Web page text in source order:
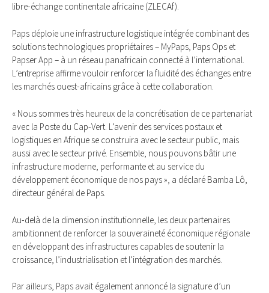
libre-échange continentale africaine (ZLECAf).
Paps déploie une infrastructure logistique intégrée combinant des
solutions technologiques propriétaires – MyPaps, Paps Ops et
Papser App – à un réseau panafricain connecté à l’international.
L’entreprise affirme vouloir renforcer la fluidité des échanges entre
les marchés ouest-africains grâce à cette collaboration.
« Nous sommes très heureux de la concrétisation de ce partenariat
avec la Poste du Cap-Vert. L’avenir des services postaux et
logistiques en Afrique se construira avec le secteur public, mais
aussi avec le secteur privé. Ensemble, nous pouvons bâtir une
infrastructure moderne, performante et au service du
développement économique de nos pays », a déclaré Bamba Lô,
directeur général de Paps.
Au-delà de la dimension institutionnelle, les deux partenaires
ambitionnent de renforcer la souveraineté économique régionale
en développant des infrastructures capables de soutenir la
croissance, l’industrialisation et l’intégration des marchés.
Par ailleurs, Paps avait également annoncé la signature d’un